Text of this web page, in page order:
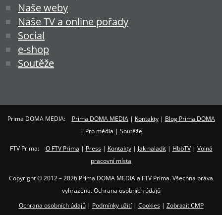
Naše weby
Naše TV a online pořady
Social
e-shop
Soutěže
Prima DOMA MEDIA: Prima DOMA MEDIA| Kontakty| Blog Prima DOMA
| Pro média | Soutěže
FTV Prima: O FTV Prima | Press| Kontakty| Jak naladit| HbbTV| Volná
pracovní místa
Copyright © 2012 – 2026 Prima DOMA MEDIA a FTV Prima. Všechna práva
vyhrazena. Ochrana osobních údajů
Ochrana osobních údajů| Podmínky užití| Cookies| Zobrazit CMP